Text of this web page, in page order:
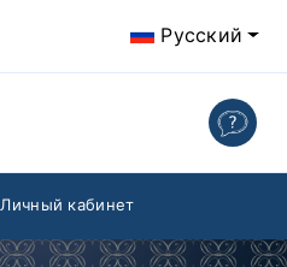
Русский
Личный кабинет